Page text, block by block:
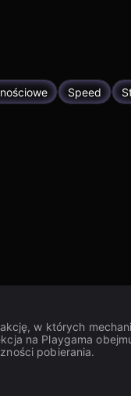
Speed
w których
na Playgama
pobierania.